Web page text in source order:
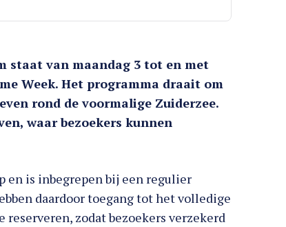
staat van maandag 3 tot en met
Week. Het programma draait om
rond de voormalige Zuiderzee.
waar bezoekers kunnen
en is inbegrepen bij een regulier
daardoor toegang tot het volledige
zodat bezoekers verzekerd